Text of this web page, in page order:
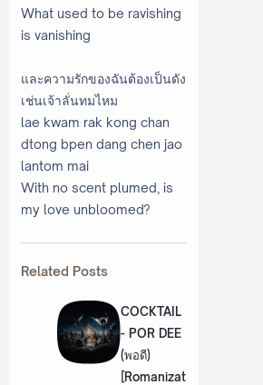
What used to be ravishing
is vanishing
และความรักของฉันต้องเป็นดัง
เช่นเจ้าลั่นทมไหม
lae kwam rak kong chan
dtong bpen dang chen jao
lantom mai
With no scent plumed, is
my love unbloomed?
Related Posts
COCKTAIL
- POR DEE
(พอดี)
[Romanizat